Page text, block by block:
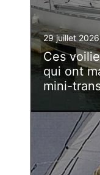
29 juillet 2026
Ces
qui ont
mini-